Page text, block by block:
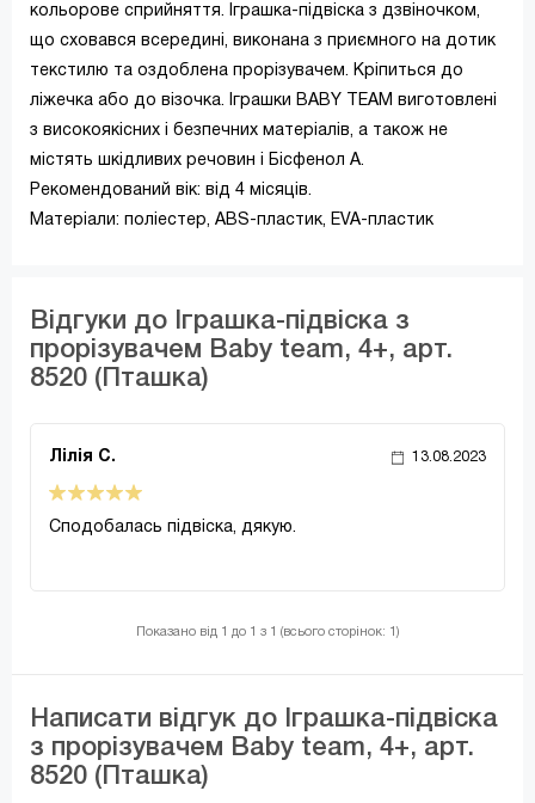
кольорове сприйняття. Іграшка-підвіска з дзвіночком,
що сховався всередині, виконана з приємного на дотик
текстилю та оздоблена прорізувачем. Кріпиться до
ліжечка або до візочка. Іграшки BABY TEAM виготовлені ​​
з високоякісних і безпечних матеріалів, а також не
містять шкідливих речовин і Бісфенол А.
Рекомендований вік: від 4 місяців.
Матеріали: поліестер, ABS-пластик, EVA-пластик
Відгуки до Іграшка-підвіска з
прорізувачем Baby team, 4+, арт.
8520 (Пташка)
Лілія С. 13.08.2023
Сподобалась підвіска, дякую.
Показано від 1 до 1 з 1 (всього сторінок: 1)
Написати відгук до Іграшка-підвіска
з прорізувачем Baby team, 4+, арт.
8520 (Пташка)